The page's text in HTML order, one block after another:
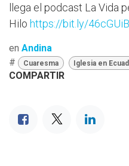
llega el podcast La Vida
Hilo https://bit.ly/46cGUiB
en Andina
#
Cuaresma Iglesia en
COMPARTIR